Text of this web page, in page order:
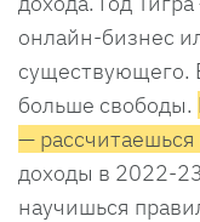
онлайн-бизнес
существующего.
больше свободы.
—
доходы в 2022-23
научишься